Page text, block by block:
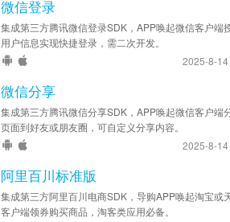
微信登录
集成第三方腾讯微信登录SDK，APP唤起微信客户端
用户信息实现快捷登录，需二次开发。
2025-8-
微信分享
集成第三方腾讯微信分享SDK，APP唤起微信客户端
页面到好友或朋友圈，可自定义分享内容。
2025-8-
阿里百川标准版
集成第三方阿里百川电商SDK，导购APP唤起淘宝或
客户端领券购买商品，淘客类应用必备。